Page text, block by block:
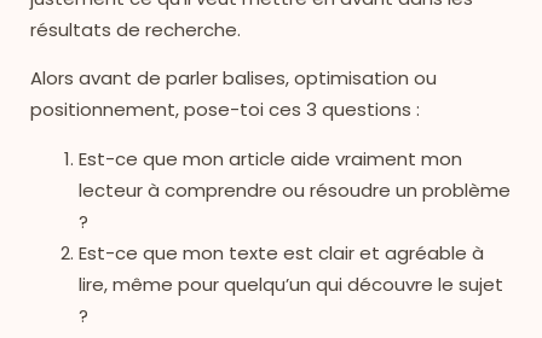
résultats de recherche.
Alors avant de parler balises, optimisation ou
positionnement, pose-toi ces 3 questions :
Est-ce que mon article aide vraiment mon
lecteur à comprendre ou résoudre un problème
?
Est-ce que mon texte est clair et agréable à
lire, même pour quelqu’un qui découvre le sujet
?